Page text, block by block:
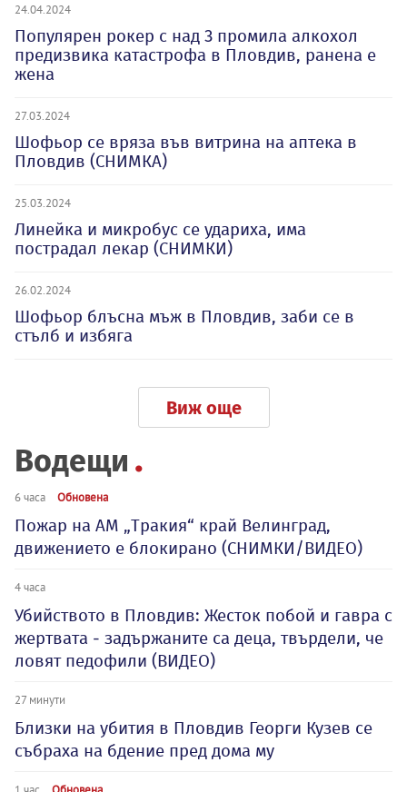
24.04.2024
Популярен рокер с над 3 промила алкохол
предизвика катастрофа в Пловдив, ранена е
жена
27.03.2024
Шофьор се вряза във витрина на аптека в
Пловдив (СНИМКА)
25.03.2024
Линейка и микробус се удариха, има
пострадал лекар (СНИМКИ)
26.02.2024
Шофьор блъсна мъж в Пловдив, заби се в
стълб и избяга
Виж още
Водещи
6 часа Обновена
Пожар на АМ „Тракия“ край Велинград,
движението е блокирано (СНИМКИ/ВИДЕО)
4 часа
Убийството в Пловдив: Жесток побой и гавра с
жертвата - задържаните са деца, твърдели, че
ловят педофили (ВИДЕО)
27 минути
Близки на убития в Пловдив Георги Кузев се
събраха на бдение пред дома му